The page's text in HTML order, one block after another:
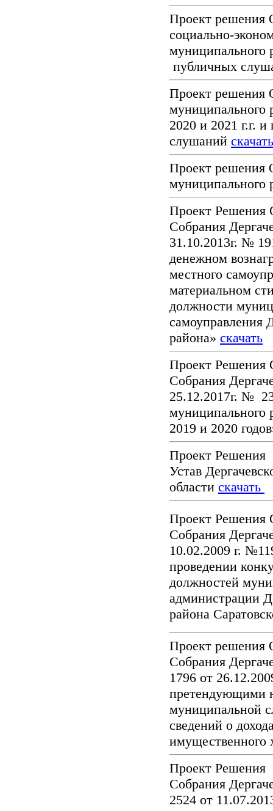
Проект решения
социально-
муниципального
публичных
Проект решения
муниципального
2020 и 2021 г.г.
слушаний скачать
Проект решения
муниципального
Проект Решения
Собрания
31.10.2013г. №
денежном
местного
материальном
должности
самоуправления
района» скачать
Проект Решения
Собрания
25.12.2017г. №
муниципального
2019 и 2020
Проект Решения
Устав
области скачать
Проект Решения
Собрания
10.02.2009 г.
проведении
должностей
администрации
района
Проект решения
Собрания
1796 от
претендующими
муниципальной
сведений о
имущественного
Проект
Собрания
2524 от